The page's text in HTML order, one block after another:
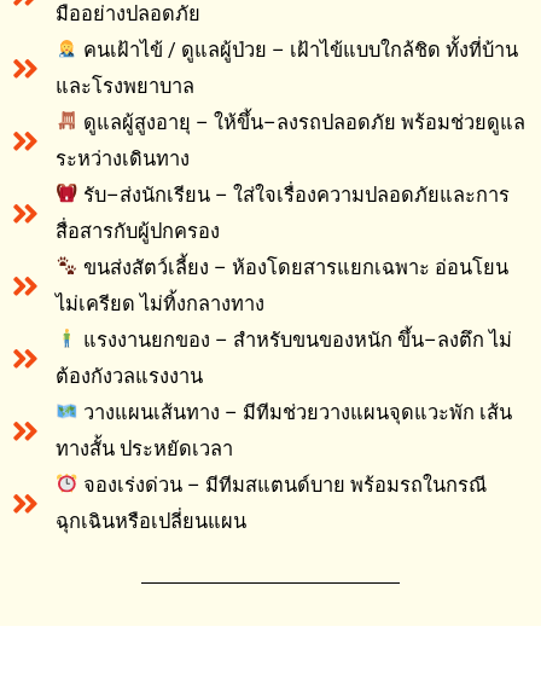
มืออย่างปลอดภัย
คนเฝ้าไข้ / ดูแลผู้ป่วย – เฝ้าไข้แบบใกล้ชิด ทั้งที่บ้าน
และโรงพยาบาล
ดูแลผู้สูงอายุ – ให้ขึ้น–ลงรถปลอดภัย พร้อมช่วยดูแล
ระหว่างเดินทาง
รับ–ส่งนักเรียน – ใส่ใจเรื่องความปลอดภัยและการ
สื่อสารกับผู้ปกครอง
ขนส่งสัตว์เลี้ยง – ห้องโดยสารแยกเฉพาะ อ่อนโยน
ไม่เครียด ไม่ทิ้งกลางทาง
แรงงานยกของ – สำหรับขนของหนัก ขึ้น–ลงตึก ไม่
ต้องกังวลแรงงาน
วางแผนเส้นทาง – มีทีมช่วยวางแผนจุดแวะพัก เส้น
ทางสั้น ประหยัดเวลา
จองเร่งด่วน – มีทีมสแตนด์บาย พร้อมรถในกรณี
ฉุกเฉินหรือเปลี่ยนแผน